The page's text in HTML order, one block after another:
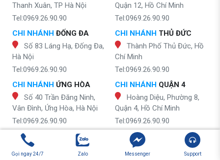
Thanh Xuân, TP Hà Nội
Tel:0969.26.90.90
CHI NHÁNH ĐỐNG ĐA
Số 83 Láng Hạ, Đống Đa,
Hà Nội
Tel:0969.26.90.90
CHI NHÁNH ỨNG HÒA
Số 40 Trần Đăng Ninh,
Vân Đình, Ứng Hòa, Hà Nội
Tel:0969.26.90.90
CHI NHÁNH
GIA LÂM
Nguyễn Đức Thuận, tổ
Quận 12, Hồ Chí Minh
Tel:0969.26.90.90
CHI NHÁNH THỦ ĐỨC
Thành Phố Thủ Đức, Hồ
Chí Minh
Tel:0969.26.90.90
CHI NHÁNH QUẬN 4
Hoàng Diệu, Phường 8,
Quận 4, Hồ Chí Minh
Tel:0969.26.90.90
CHI NHÁNH
QUẬN 2
Đường Nguyễn Duy Trinh,
Gọi ngay 24/7 Zalo Messenger Support